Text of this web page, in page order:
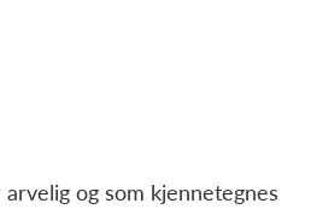
og som kjennetegnes